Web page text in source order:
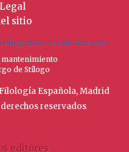
sitio
de Stílogo
Española, Madrid
reservados
editores